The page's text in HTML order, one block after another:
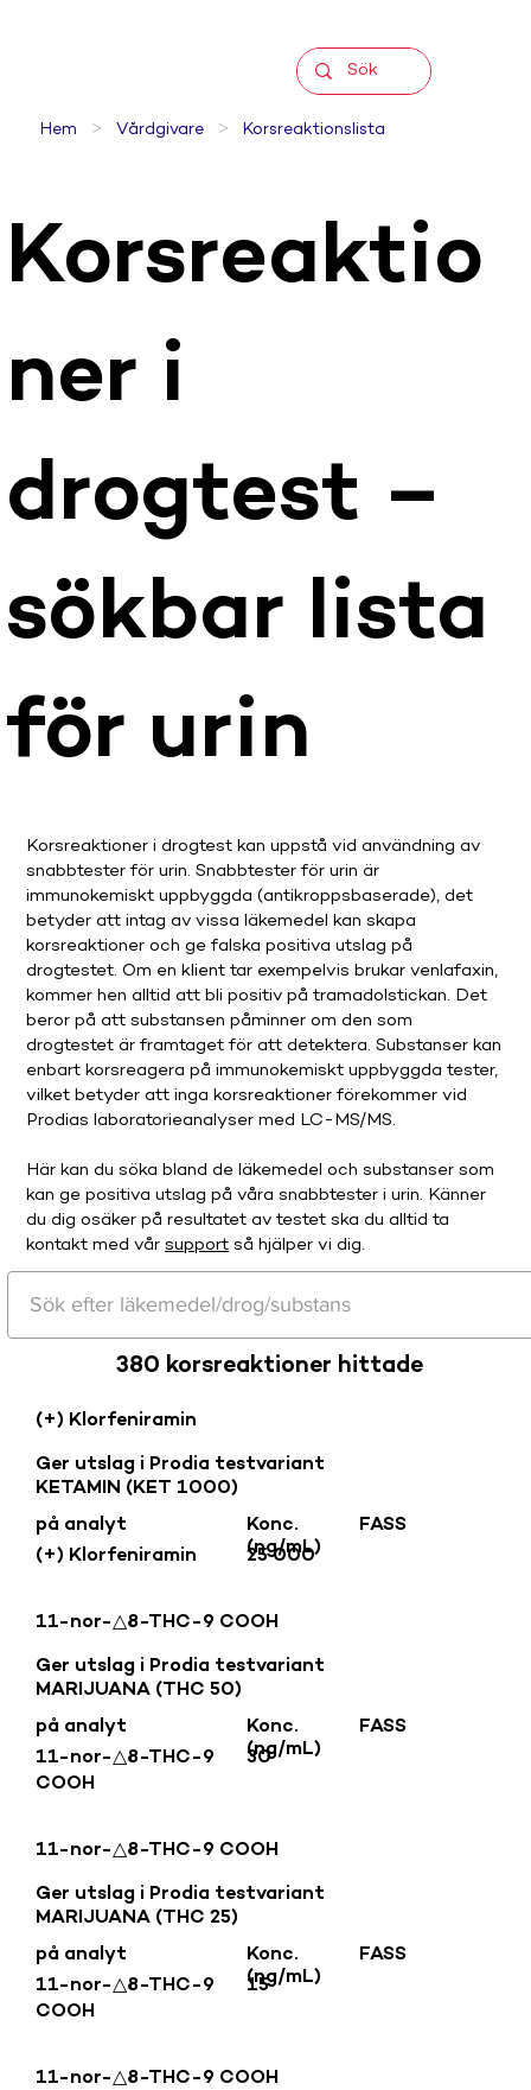
Hem > Vårdgivare > Korsreaktionslista
Korsreaktio
ner i
drogtest –
sökbar lista
för urin
Korsreaktioner i drogtest kan uppstå vid användning av
snabbtester för urin. Snabbtester för urin är
immunokemiskt uppbyggda (antikroppsbaserade), det
betyder att intag av vissa läkemedel kan skapa
korsreaktioner och ge falska positiva utslag på
drogtestet. Om en klient tar exempelvis brukar venlafaxin,
kommer hen alltid att bli positiv på tramadolstickan. Det
beror på att substansen påminner om den som
drogtestet är framtaget för att detektera. Substanser kan
enbart korsreagera på immunokemiskt uppbyggda tester,
vilket betyder att inga korsreaktioner förekommer vid
Prodias laboratorieanalyser med LC-MS/MS.
Här kan du söka bland de läkemedel och substanser som
kan ge positiva utslag på våra snabbtester i urin. Känner
du dig osäker på resultatet av testet ska du alltid ta
kontakt med vårsupport så hjälper vi dig.
380 korsreaktioner hittade
(+) Klorfeniramin
(+) Klorfeniramin
KETAMIN (KET 1000)
25 000
på analyt
Konc.
(ng/mL)
Ger utslag i Prodia testvariant
FASS
11-nor-△8-THC-9 COOH
11-nor-△8-THC-9
COOH
MARIJUANA (THC 50)
30
på analyt
Konc.
(ng/mL)
Ger utslag i Prodia testvariant
FASS
11-nor-△8-THC-9 COOH
11-nor-△8-THC-9
COOH
MARIJUANA (THC 25)
15
på analyt
Konc.
(ng/mL)
Ger utslag i Prodia testvariant
FASS
11-nor-△8-THC-9 COOH